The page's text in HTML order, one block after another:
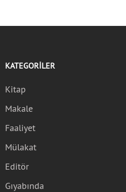
KATEGORİLER
Kitap
Makale
Faaliyet
Mülakat
Editör
Gıyabında